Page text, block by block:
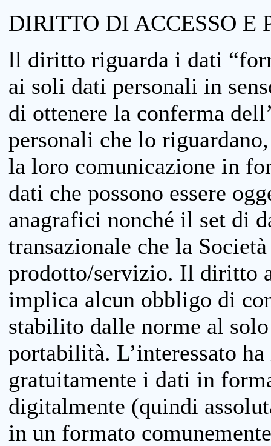
DIRITTO DI ACCESSO
ll diritto riguarda i dati
ai soli dati personali in
di ottenere la conferma
personali che lo
la loro comunicazione in
dati che possono essere
anagrafici nonché il set di
transazionale che la
prodotto/servizio. Il diritto
implica alcun obbligo di
stabilito dalle norme al
portabilità. L’interessato
gratuitamente i dati in
digitalmente (quindi
in un formato